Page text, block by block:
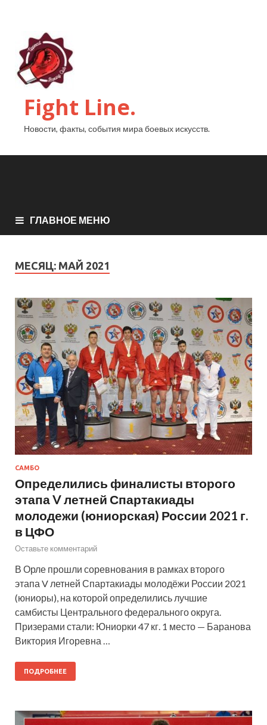
Fight Line.
Новости, факты, события мира боевых искусств.
ГЛАВНОЕ МЕНЮ
МЕСЯЦ: МАЙ 2021
САМБО
Определились финалисты второго
этапа V летней Спартакиады
молодежи (юниорская) России 2021 г.
в ЦФО
Оставьте комментарий
В Орле прошли соревнования в рамках второго
этапа V летней Спартакиады молодёжи России 2021
(юниоры), на которой определились лучшие
самбисты Центрального федерального округа.
Призерами стали: Юниорки 47 кг. 1 место — Баранова
Виктория Игоревна …
ПОДРОБНЕЕ